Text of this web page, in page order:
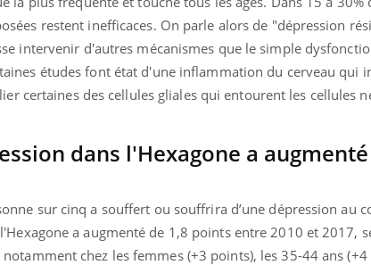
restent inefficaces. On parle alors de "dépression
intervenir d'autres mécanismes que le simple
études font état d'une inflammation du cerveau qui
certaines des cellules gliales qui entourent les cellules
dans l'Hexagone a
sur cinq a souffert ou souffrira d’une dépression au
a augmenté de 1,8 points entre 2010 et 2017,
notamment chez les femmes (+3 points), les 35-44 ans